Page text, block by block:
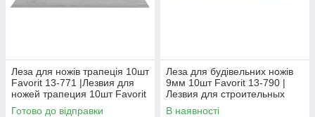
Леза для ножів трапеція 10шт
Favorit 13-771 |Лезвия для
ножей трапеция 10шт Favorit
Готово до відправки
Леза для будівельних ножів
9мм 10шт Favorit 13-790 |
Лезвия для строительных
ножей 9мм 10шт Favorit
В наявності